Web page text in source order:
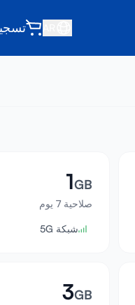
1GB
صلاحية 7 يوم
شبكة 5G
3GB